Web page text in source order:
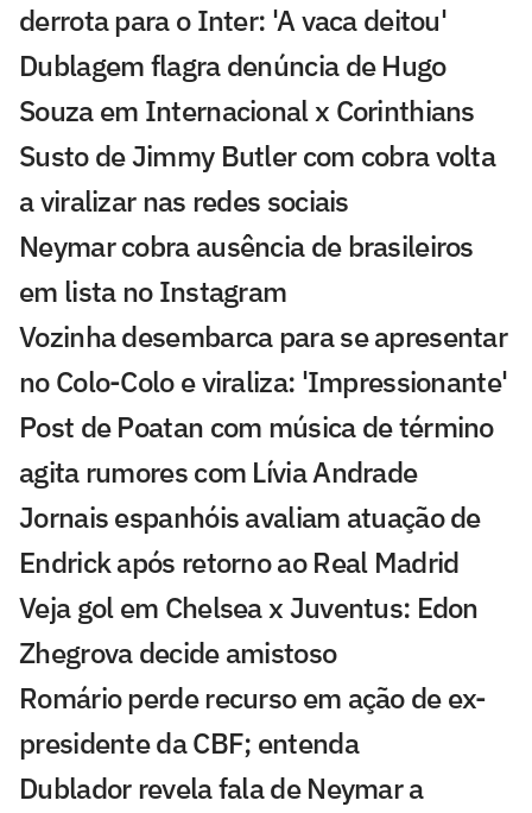
derrota para o Inter: 'A vaca deitou'
Dublagem flagra denúncia de Hugo
Souza em Internacional x Corinthians
Susto de Jimmy Butler com cobra volta
a viralizar nas redes sociais
Neymar cobra ausência de brasileiros
em lista no Instagram
Vozinha desembarca para se apresentar
no Colo-Colo e viraliza: 'Impressionante'
Post de Poatan com música de término
agita rumores com Lívia Andrade
Jornais espanhóis avaliam atuação de
Endrick após retorno ao Real Madrid
Veja gol em Chelsea x Juventus: Edon
Zhegrova decide amistoso
Romário perde recurso em ação de ex-
presidente da CBF; entenda
Dublador revela fala de Neymar a